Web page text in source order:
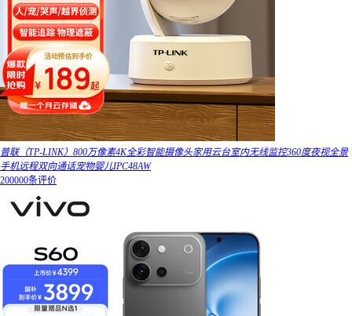
普联（TP-LINK）800万像素4K全彩智能摄像头家用云台室内无线监控360度夜视全景
手机远程双向通话宠物婴儿IPC48AW
200000条评价